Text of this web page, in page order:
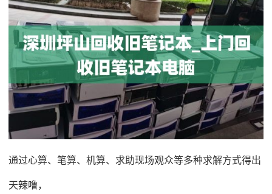
通过心算、笔算、机算、求助现场观众等多种求解方式得出
天辣噜，